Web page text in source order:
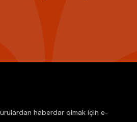
haberdar olmak için e-